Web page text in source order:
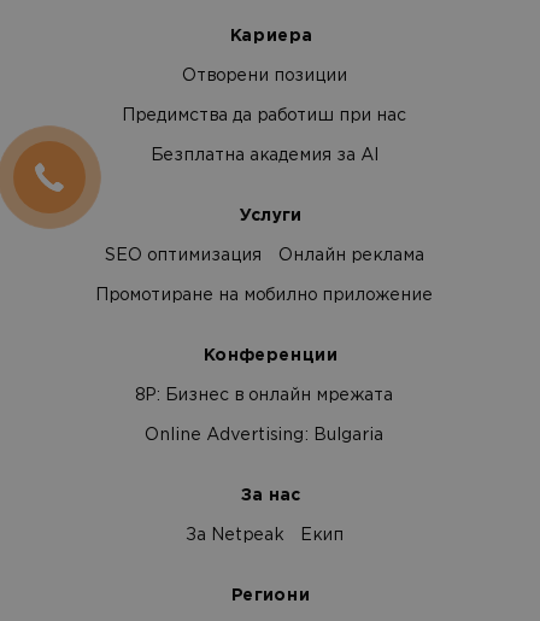
Кариера
Отворени позиции
Предимства да работиш при нас
Безплатна академия за AI
Услуги
SEO оптимизация Онлайн реклама
Промотиране на мобилно приложение
Конференции
8Р: Бизнес в онлайн мрежата
Online Advertising: Bulgaria
За нас
За Netpeak Екип
Региони